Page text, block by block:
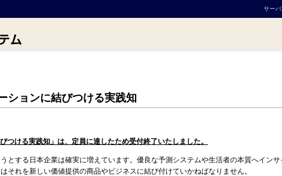
サー
ションに結びつける実践知
ける実践知」は、定員に達したため受付終了いたしました。
とする日本企業は確実に増えています。優良な予測システムや生活者の本質へインサ
それを新しい価値提供の商品やビジネスに結び付けていかねばなりません。